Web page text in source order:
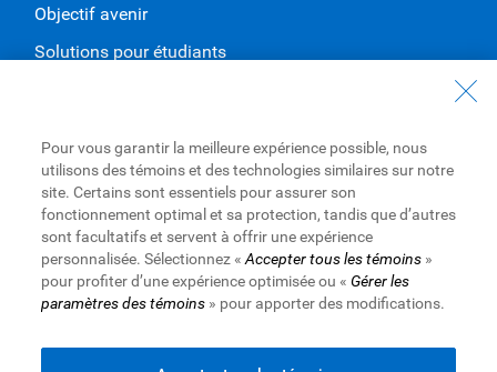
Objectif avenir
Solutions pour étudiants
Nous joindre
Trouvez une succursale ou un GAB
Prendre un rendez-vous
Royal Bank of Canada Website
Pour vous garantir la meilleure expérience possible, nous
utilisons des témoins et des technologies similaires sur notre
site. Certains sont essentiels pour assurer son
fonctionnement optimal et sa protection, tandis que d’autres
sont facultatifs et servent à offrir une expérience
personnalisée. Sélectionnez « Accepter tous les témoins»
pour profiter d’une expérience optimisée ou « Gérer les
paramètres des témoins» pour apporter des modifications.